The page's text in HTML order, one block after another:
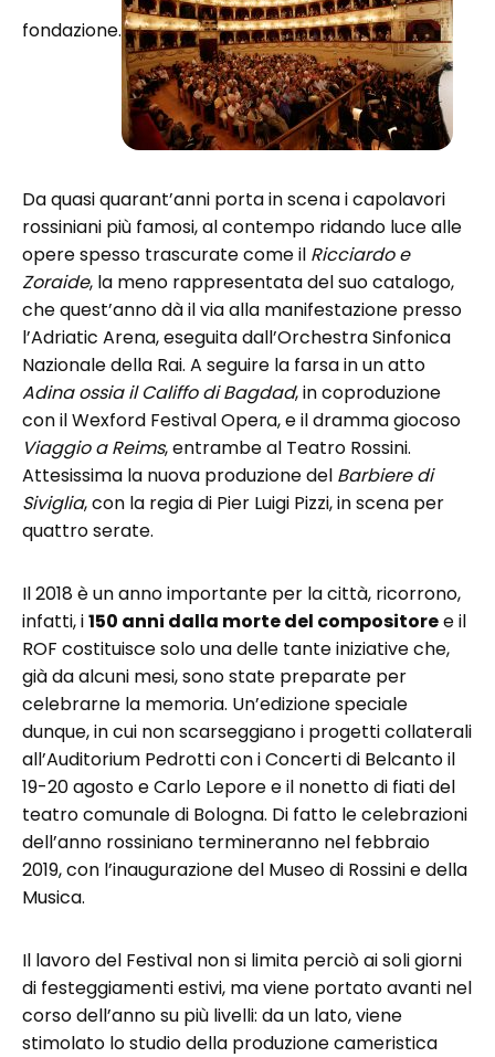
fondazione.
Da quasi quarant’anni porta in scena i capolavori
rossiniani più famosi, al contempo ridando luce alle
opere spesso trascurate come il Ricciardo e
Zoraide, la meno rappresentata del suo catalogo,
che quest’anno dà il via alla manifestazione presso
l’Adriatic Arena, eseguita dall’Orchestra Sinfonica
Nazionale della Rai. A seguire la farsa in un atto
Adina ossia il Califfo di Bagdad, in coproduzione
con il Wexford Festival Opera, e il dramma giocoso
Viaggio a Reims, entrambe al Teatro Rossini.
Attesissima la nuova produzione del Barbiere di
Siviglia, con la regia di Pier Luigi Pizzi, in scena per
quattro serate.
Il 2018 è un anno importante per la città, ricorrono,
infatti, i150 anni dalla morte del compositoree il
ROF costituisce solo una delle tante iniziative che,
già da alcuni mesi, sono state preparate per
celebrarne la memoria. Un’edizione speciale
dunque, in cui non scarseggiano i progetti collaterali
all’Auditorium Pedrotti con i Concerti di Belcanto il
19-20 agosto e Carlo Lepore e il nonetto di fiati del
teatro comunale di Bologna. Di fatto le celebrazioni
dell’anno rossiniano termineranno nel febbraio
2019, con l’inaugurazione del Museo di Rossini e della
Musica.
Il lavoro del Festival non si limita perciò ai soli giorni
di festeggiamenti estivi, ma viene portato avanti nel
corso dell’anno su più livelli: da un lato, viene
stimolato lo studio della produzione cameristica